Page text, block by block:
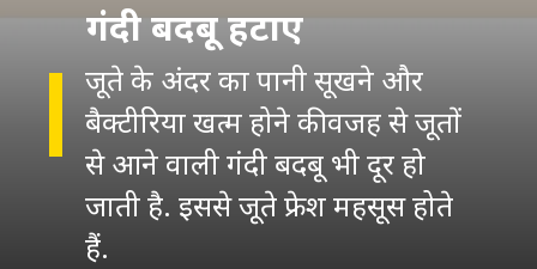
गंदी बदबू हटाए
जूते के अंदर का पानी सूखने और
बैक्टीरिया खत्म होने की वजह से जूतों
से आने वाली गंदी बदबू भी दूर हो
जाती है. इससे जूते फ्रेश महसूस होते
हैं.